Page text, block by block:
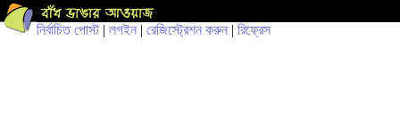
নির্বাচিত পোস্ট| লগইন | রেজিস্ট্রেশন করুন | রিফ্রেস